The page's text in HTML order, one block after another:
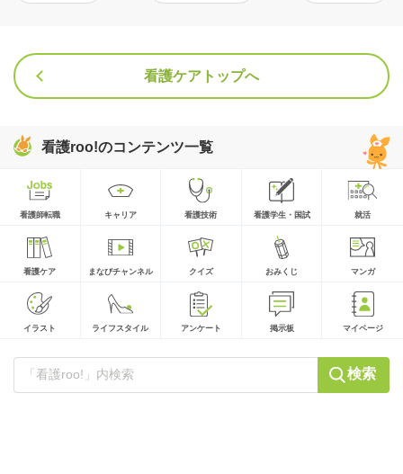
看護ケアトップへ
看護roo!のコンテンツ一覧
看護師転職 キャリア 看護技術 看護学生・国試 就活
看護ケア まなびチャンネル クイズ おみくじ マンガ
イラスト ライフスタイル アンケート 掲示板 マイページ
検索